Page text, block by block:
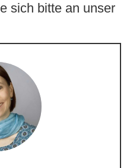
sich bitte an unser